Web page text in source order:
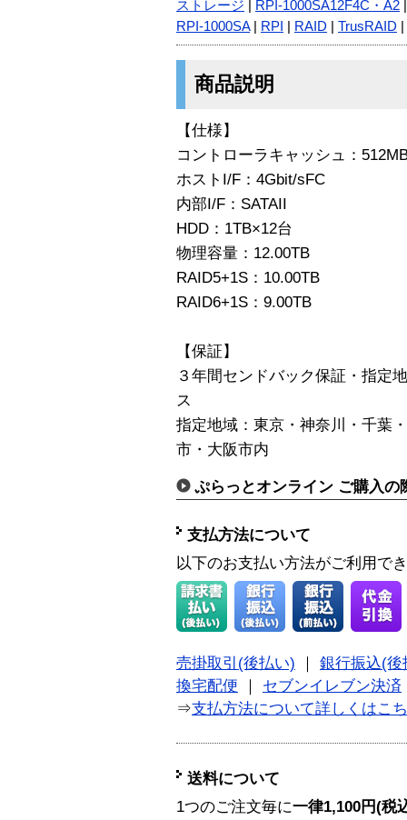
ストレージ RPI-1000SA12F4C・A2
RPI-1000SA| RPI RAID TrusRAID
商品説明
【仕様】
コントローラキャッシュ：
ホストI/F：4Gbit/sFC
内部I/F：SATAII
HDD：1TB×12台
物理容量：12.00TB
RAID5+1S：10.00TB
RAID6+1S：9.00TB
【保証】
３年間センドバック保証・指定
ス
指定地域：東京・神奈川・千葉
市・大阪市内
ぷらっとオンライン ご購入の
支払方法について
以下のお支払い方法がご利用で
売掛取引(後払い)
銀行振込(後
換宅配便
セブンイレブン決済
⇒支払方法について詳しくはこ
送料について
1つのご注文毎に一律1,100円(税